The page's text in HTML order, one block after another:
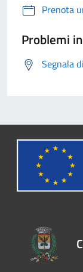
Prenota
Problemi
Segnala